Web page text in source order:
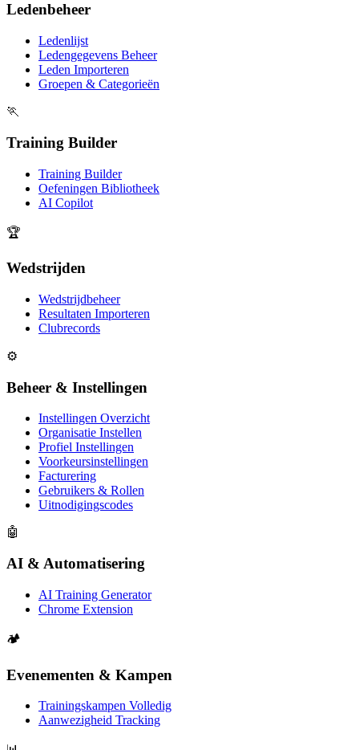
Ledenbeheer
Ledenlijst
Ledengegevens Beheer
Leden Importeren
Groepen & Categorieën
🏃
Training Builder
Training Builder
Oefeningen Bibliotheek
AI Copilot
🏆
Wedstrijden
Wedstrijdbeheer
Resultaten Importeren
Clubrecords
⚙️
Beheer & Instellingen
Instellingen Overzicht
Organisatie Instellen
Profiel Instellingen
Voorkeursinstellingen
Facturering
Gebruikers & Rollen
Uitnodigingscodes
🤖
AI & Automatisering
AI Training Generator
Chrome Extension
🏕️
Evenementen & Kampen
Trainingskampen Volledig
Aanwezigheid Tracking